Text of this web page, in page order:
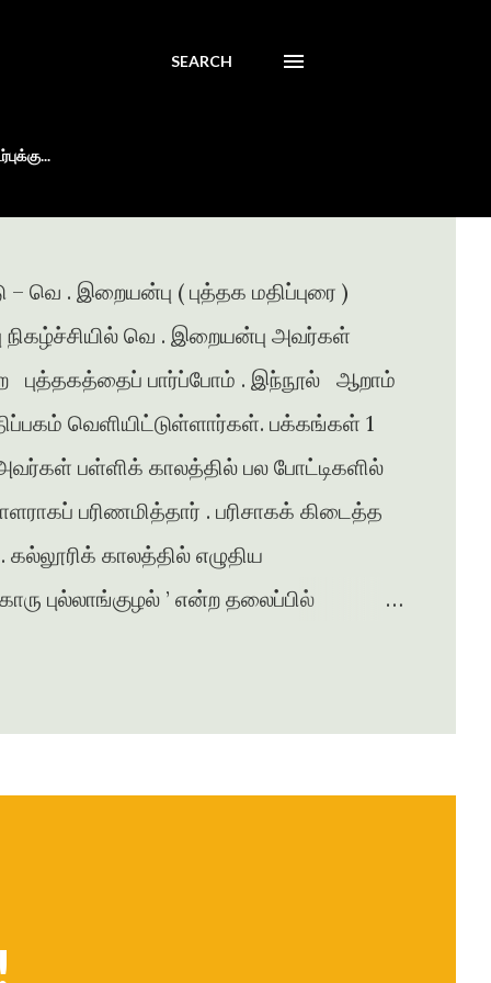
SEARCH
வெ . இறையன்பு ( புத்தக மதிப்புரை )
நிகழ்ச்சியில் வெ . இறையன்பு அவர்கள்
புத்தகத்தைப் பார்ப்போம் . இந்நூல் ஆறாம்
வெளியிட்டுள்ளார்கள். பக்கங்கள் 1
பள்ளிக் காலத்தில் பல போட்டிகளில்
பரிணமித்தார் . பரிசாகக் கிடைத்த
காலத்தில் எழுதிய
புல்லாங்குழல் ’ என்ற தலைப்பில்
நாவல் ‘ ஆத்தங்கரை ஓரம் ‘